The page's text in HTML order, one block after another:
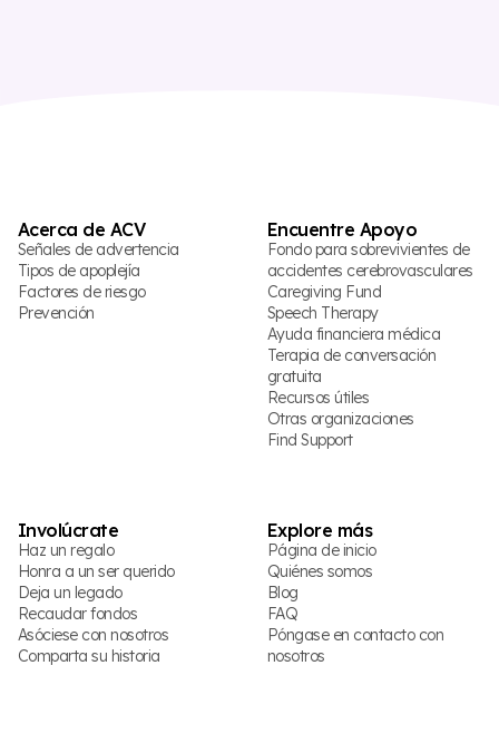
Acerca de ACV
Señales de advertencia
Tipos de apoplejía
Factores de riesgo
Prevención
Encuentre Apoyo
Fondo para sobrevivientes de
accidentes cerebrovasculares
Caregiving Fund
Speech Therapy
Ayuda financiera médica
Terapia de conversación
gratuita
Recursos útiles
Otras organizaciones
Find Support
Involúcrate
Haz un regalo
Honra a un ser querido
Deja un legado
Recaudar fondos
Asóciese con nosotros
Comparta su historia
Explore más
Página de inicio
Quiénes somos
Blog
FAQ
Póngase en contacto con
nosotros